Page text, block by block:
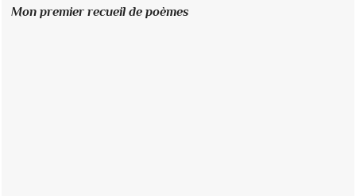
Mon premier recueil de poèmes